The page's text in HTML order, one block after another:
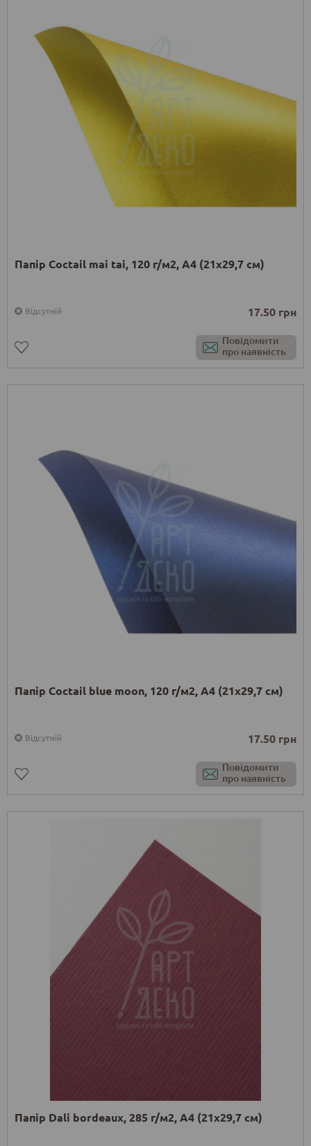
Папір Coctail mai tai, 120 г/м2, А4 (21х29,7 см)
Відсутній 17.50 грн
Повідомити
про наявність
Папір Coctail blue moon, 120 г/м2, А4 (21х29,7 см)
Відсутній 17.50 грн
Повідомити
про наявність
Папір Dali bordeaux, 285 г/м2, А4 (21х29,7 см)